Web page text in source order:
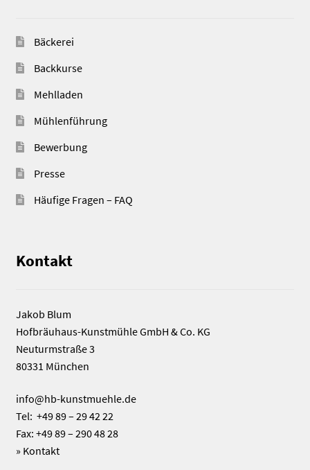
Bäckerei
Backkurse
Mehlladen
Mühlenführung
Bewerbung
Presse
Häufige Fragen – FAQ
Kontakt
Jakob Blum
Hofbräuhaus-Kunstmühle GmbH & Co. KG
Neuturmstraße 3
80331 München
info@hb-kunstmuehle.de
Tel: +49 89 – 29 42 22
Fax: +49 89 – 290 48 28
» Kontakt